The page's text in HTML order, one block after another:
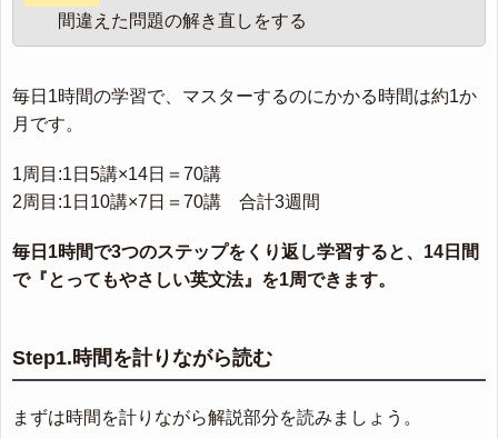
間違えた問題の解き直しをする
毎日1時間の学習で、マスターするのにかかる時間は約1か
月です。
1周目:1日5講×14日＝70講
2周目:1日10講×7日＝70講 合計3週間
毎日1時間で3つのステップをくり返し学習すると、14日間
で『とってもやさしい英文法』を1周できます。
Step1.時間を計りながら読む
まずは時間を計りながら解説部分を読みましょう。